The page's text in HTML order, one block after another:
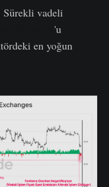
Sürekli vadeli
'u
en yoğun